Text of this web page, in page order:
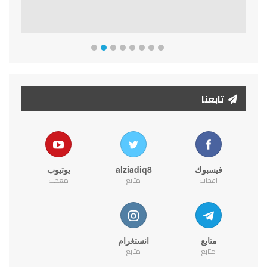
تابعنا
فيسبوك
اعجاب
alziadiq8
متابع
يوتيوب
معجب
متابع
متابع
انستغرام
متابع